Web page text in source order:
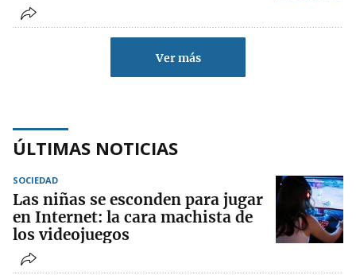
Ver más
ÚLTIMAS NOTICIAS
SOCIEDAD
Las niñas se esconden para jugar
en Internet: la cara machista de
los videojuegos